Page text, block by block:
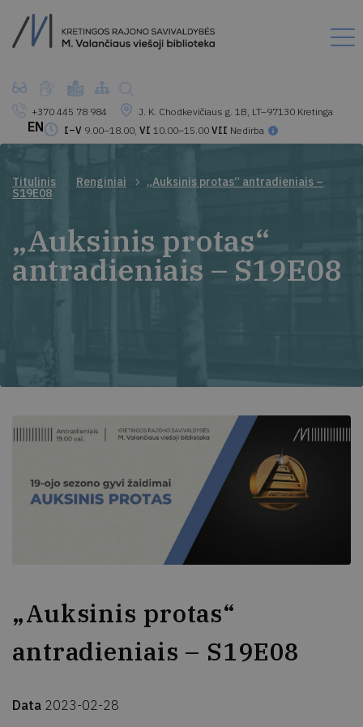
+370 445 78 984
J. K. Chodkevičiaus g. 1B, LT–97130 Kretinga
I–V 9.00–18.00, VI 10.00–15.00 VII Nedirba
EN
Titulinis Renginiai „Auksinis protas“ antradieniais –
S19E08
„Auksinis protas“
antradieniais – S19E08
„Auksinis protas“
antradieniais – S19E08
Data 2023-02-28